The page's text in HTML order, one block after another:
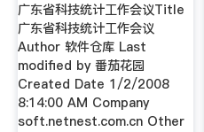
广东省科技统计工作会议Title
广东省科技统计工作会议
Author 软件仓库 Last
modified by 番茄花园
Created Date 1/2/2008
8:14:00 AM Company
soft.netnest.com.cn Other